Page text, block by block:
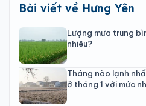
Bài viết về Hưng Yên
Lượng mưa trung
nhiêu?
Tháng nào lạnh
ở tháng 1 với mức